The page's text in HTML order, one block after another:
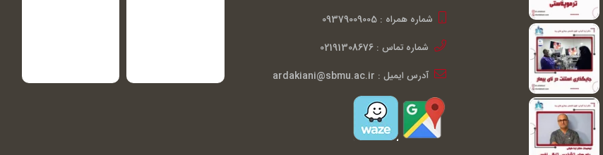
شماره همراه : 09379009005
شماره تماس : 02191308676
آدرس ایمیل : ardakiani@sbmu.ac.ir